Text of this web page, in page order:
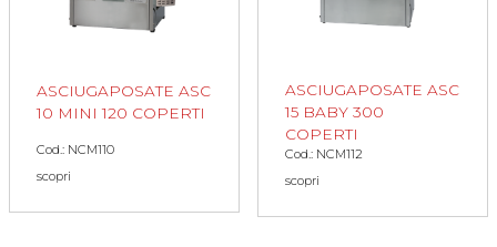
ASCIUGAPOSATE ASC
10 MINI 120 COPERTI
Cod.: NCM110
scopri
ASCIUGAPOSATE ASC
15 BABY 300
COPERTI
Cod.: NCM112
scopri